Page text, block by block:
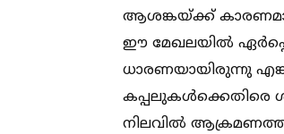
ആശങ്കയ്ക്ക്
ഈ മേഖലയില്‍
ധാരണയായിരുന്നു
കപ്പലുകള്‍ക്കെതിരെ
നിലവില്‍